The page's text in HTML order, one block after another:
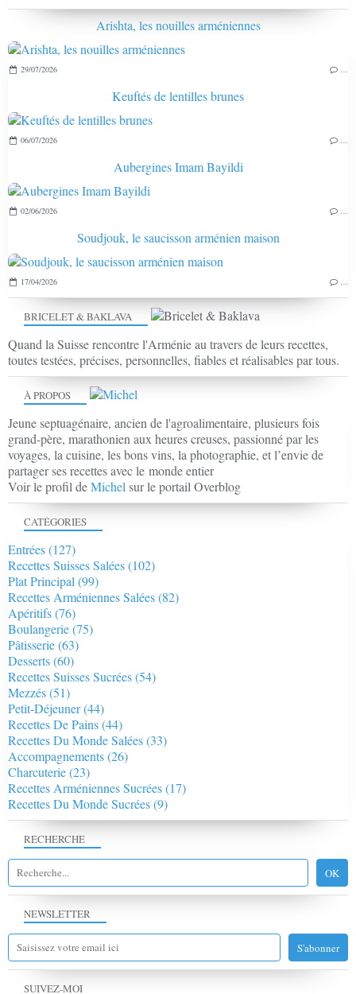
NEWSLETTER
SUIVEZ-MOI
RECHERCHE
BRICELET & BAKLAVA
Quand la Suisse rencontre l'Arménie au travers de leurs recettes,
toutes testées, précises, personnelles, fiables et réalisables par tous.
À PROPOS
Jeune septuagénaire, ancien de l'agroalimentaire, plusieurs fois
grand-père, marathonien aux heures creuses, passionné par les
voyages, la cuisine, les bons vins, la photographie, et l’envie de
partager ses recettes avec le monde entier
Voir le profil deMichelsur le portail Overblog
Arishta, les nouilles arméniennes
29/07/2026 …
Keuftés de lentilles brunes
06/07/2026 …
Aubergines Imam Bayildi
02/06/2026 …
Soudjouk, le saucisson arménien maison
17/04/2026 …
CATÉGORIES
Entrées(127)
Recettes Suisses Salées(102)
Plat Principal(99)
Recettes Arméniennes Salées(82)
Apéritifs(76)
Boulangerie(75)
Pâtisserie(63)
Desserts(60)
Recettes Suisses Sucrées(54)
Mezzés(51)
Petit-Déjeuner(44)
Recettes De Pains(44)
Recettes Du Monde Salées(33)
Accompagnements(26)
Charcuterie(23)
Recettes Arméniennes Sucrées(17)
Recettes Du Monde Sucrées(9)